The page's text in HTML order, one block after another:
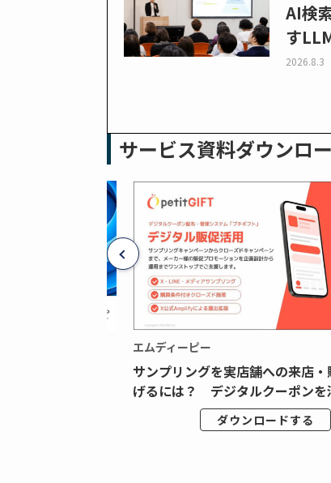
AI検
す
2026.8.3
サービス資料ダウンロ
エムディーピー
サンプリングを実店舗への来店
げるには？ デジタルクーポンを
ダウンロードする